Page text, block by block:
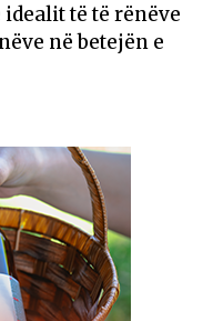
të të rënëve
në betejën e